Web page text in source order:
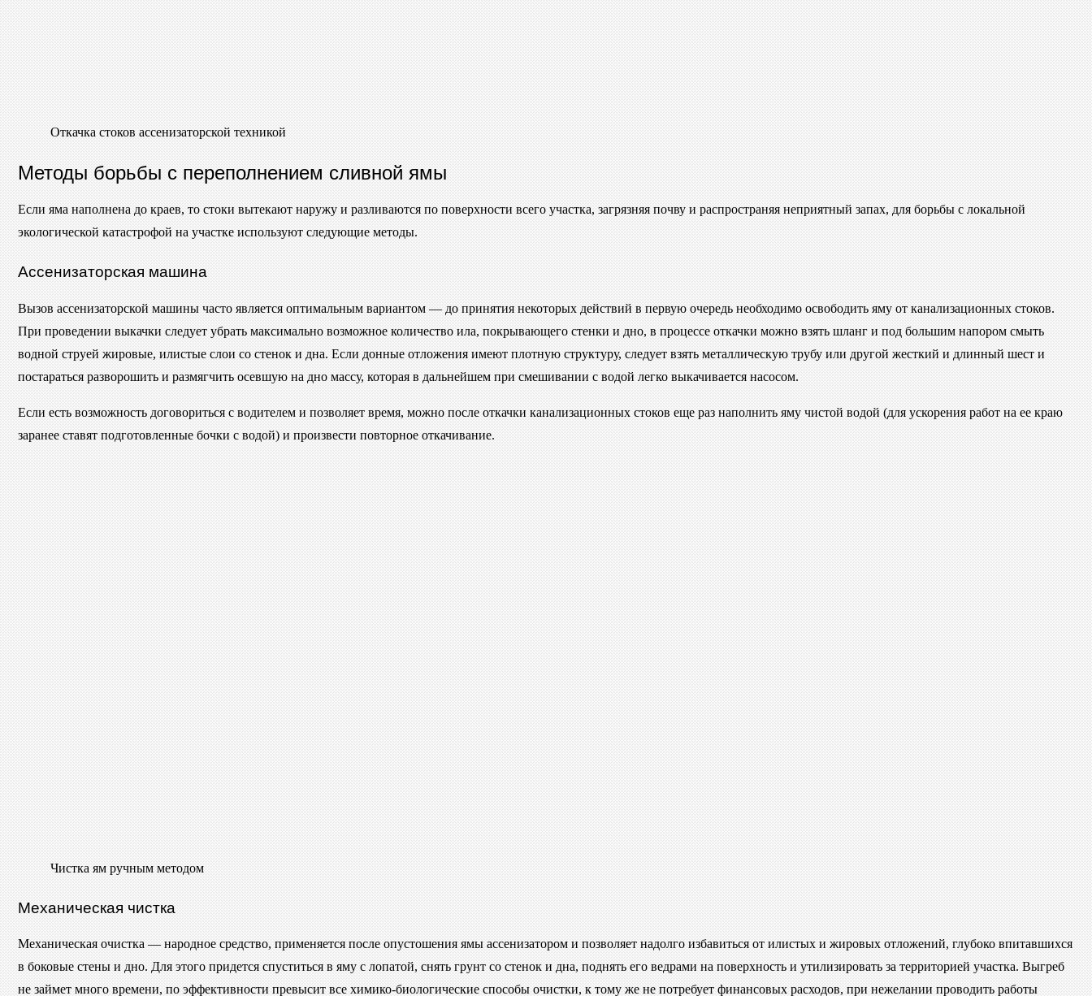
Откачка стоков ассенизаторской техникой
Методы борьбы с переполнением сливной ямы
Если яма наполнена до краев, то стоки вытекают наружу и разливаются по поверхности всего участка, загрязняя почву и распространяя неприятный запах, для борьбы с локальной
экологической катастрофой на участке используют следующие методы.
Ассенизаторская машина
Вызов ассенизаторской машины часто является оптимальным вариантом — до принятия некоторых действий в первую очередь необходимо освободить яму от канализационных стоков.
При проведении выкачки следует убрать максимально возможное количество ила, покрывающего стенки и дно, в процессе откачки можно взять шланг и под большим напором смыть
водной струей жировые, илистые слои со стенок и дна. Если донные отложения имеют плотную структуру, следует взять металлическую трубу или другой жесткий и длинный шест и
постараться разворошить и размягчить осевшую на дно массу, которая в дальнейшем при смешивании с водой легко выкачивается насосом.
Если есть возможность договориться с водителем и позволяет время, можно после откачки канализационных стоков еще раз наполнить яму чистой водой (для ускорения работ на ее краю
заранее ставят подготовленные бочки с водой) и произвести повторное откачивание.
Чистка ям ручным методом
Механическая чистка
Механическая очистка — народное средство, применяется после опустошения ямы ассенизатором и позволяет надолго избавиться от илистых и жировых отложений, глубоко впитавшихся
в боковые стены и дно. Для этого придется спуститься в яму с лопатой, снять грунт со стенок и дна, поднять его ведрами на поверхность и утилизировать за территорией участка. Выгреб
не займет много времени, по эффективности превысит все химико-биологические способы очистки, к тому же не потребует финансовых расходов, при нежелании проводить работы